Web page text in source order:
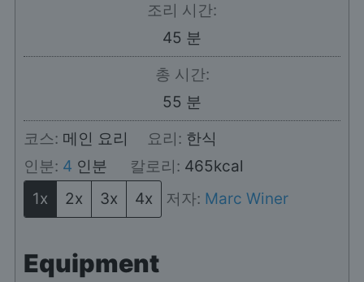
조리 시간:
45 분
분
총 시간:
55 분
분
코스: 메인 요리 요리: 한식
인분: 4 인분 칼로리: 465kcal
1x
2x 3x 4x 저자: Marc Winer
Equipment